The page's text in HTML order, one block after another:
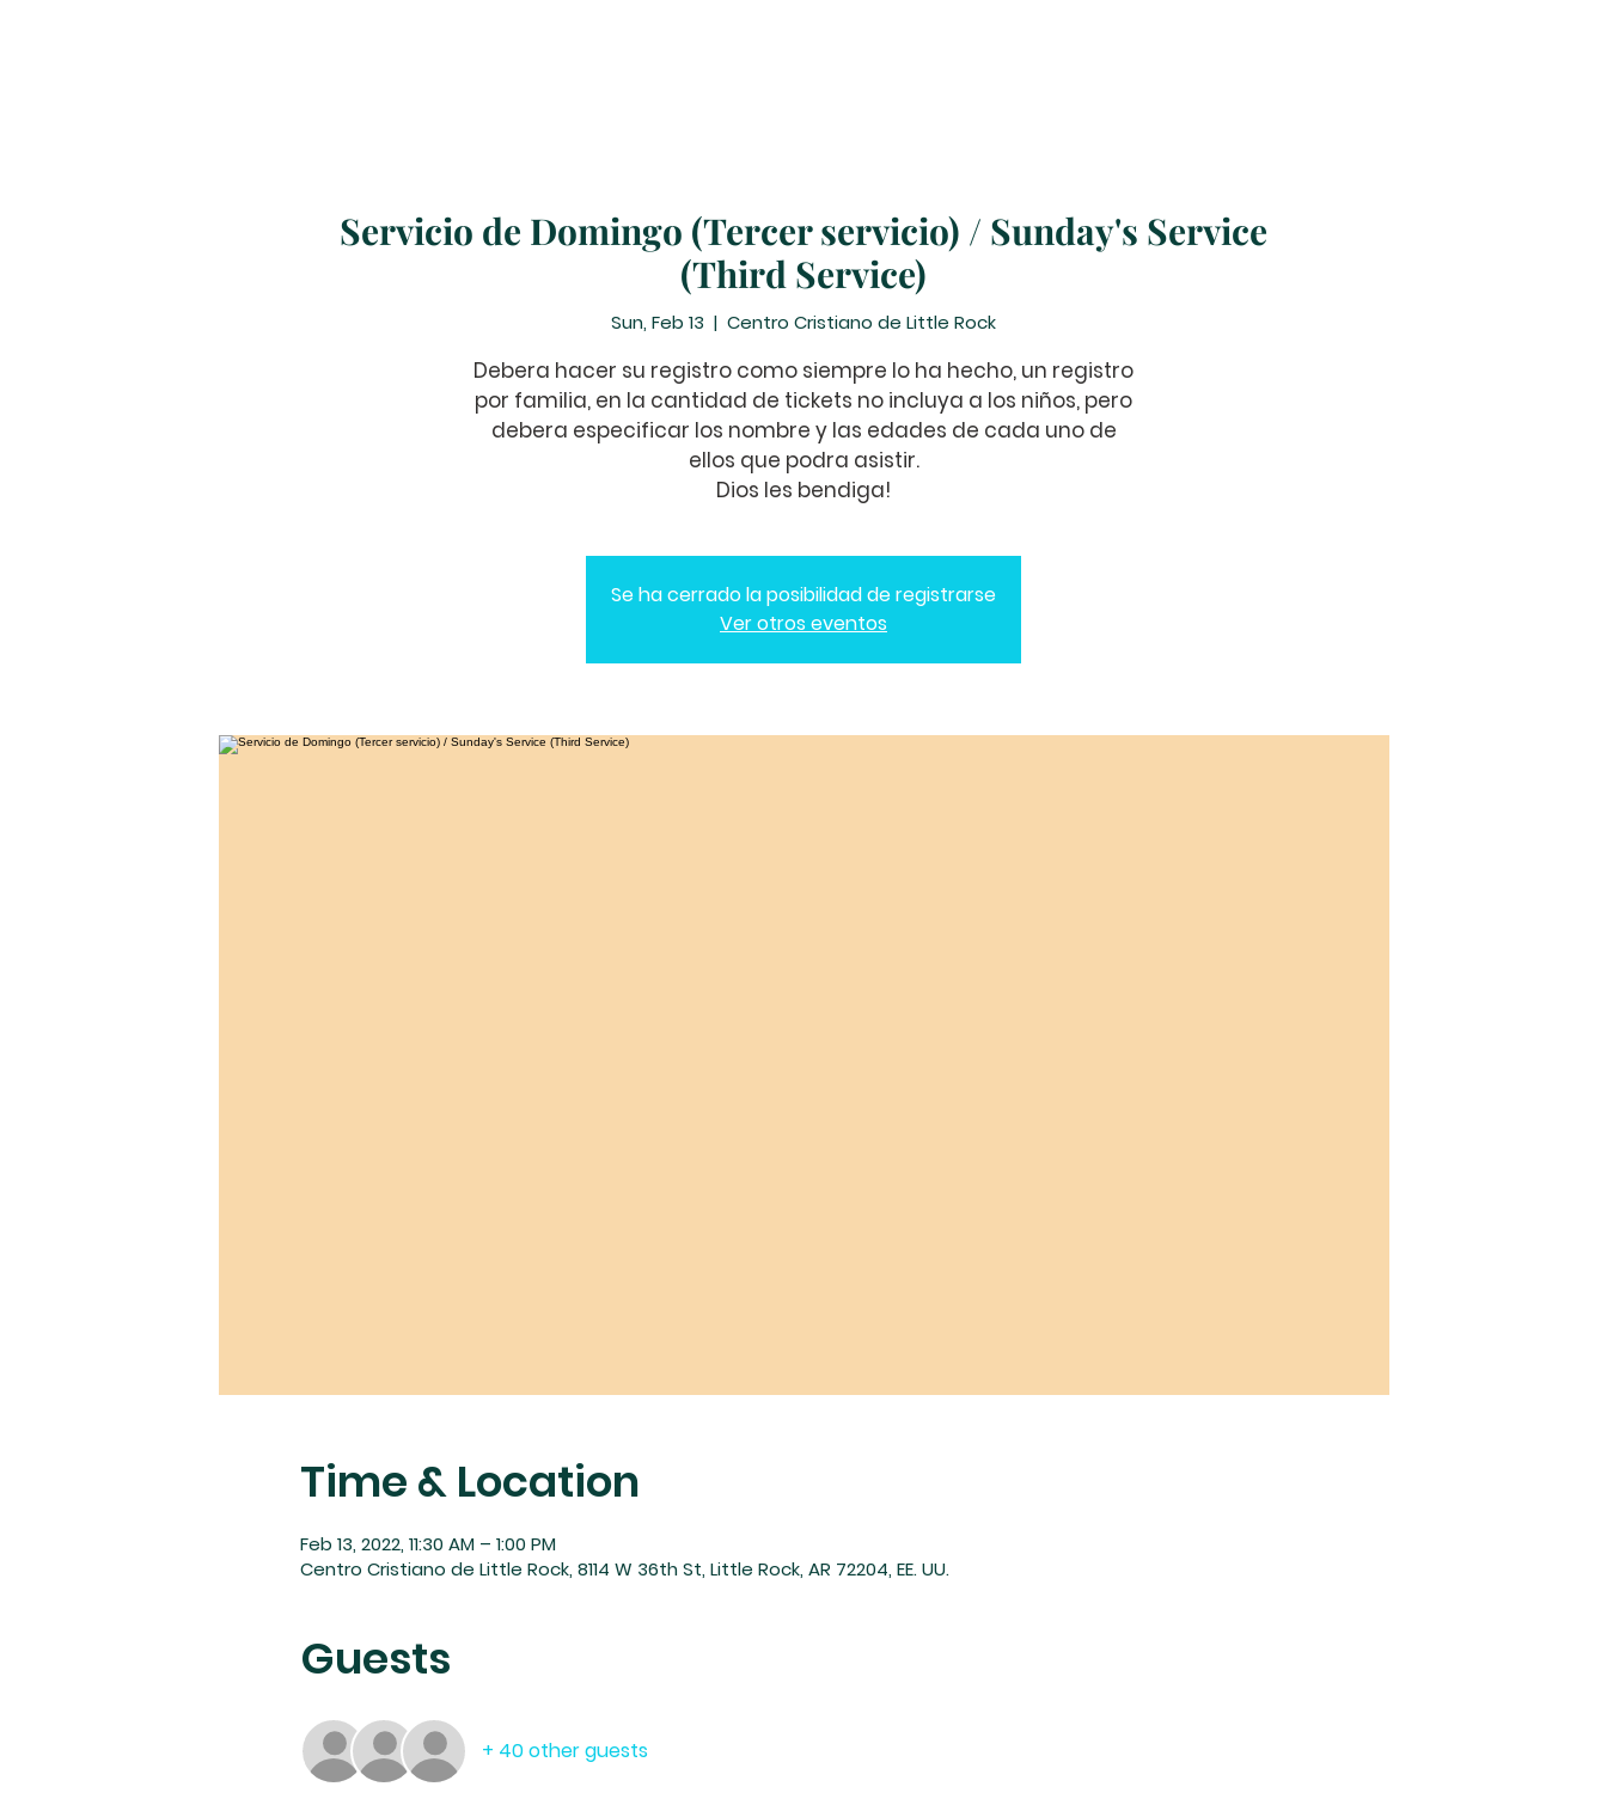
Servicio de Domingo (Tercer servicio) / Sunday's Service
(Third Service)
Sun, Feb 13
  |
Centro Cristiano de Little Rock
Debera hacer su registro como siempre lo ha hecho, un registro
por familia, en la cantidad de tickets no incluya a los niños, pero
debera especificar los nombre y las edades de cada uno de
ellos que podra asistir.
Dios les bendiga!
Se ha cerrado la posibilidad de registrarse
Ver otros eventos
Time & Location
Feb 13, 2022, 11:30 AM – 1:00 PM
Centro Cristiano de Little Rock, 8114 W 36th St, Little Rock, AR 72204, EE. UU.
Guests
+ 40 other guests